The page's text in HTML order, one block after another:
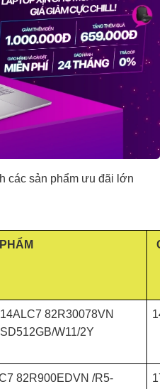
các sản phẩm ưu đãi lớn
82R30078VN
W11/2Y
82R900EDVN /R5-